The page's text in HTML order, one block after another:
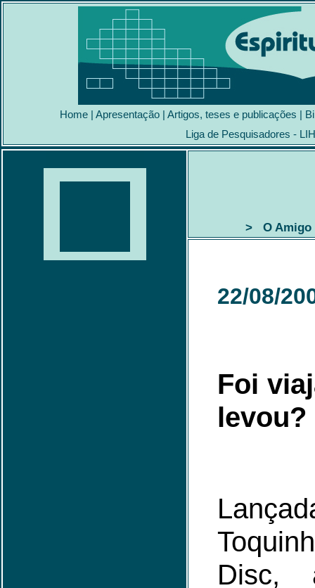
Home | Apresentação | Artigos, teses e publicações |
Liga de Pesquisadores -
> O Amigo
22/08/
Foi
levou?
Disc,